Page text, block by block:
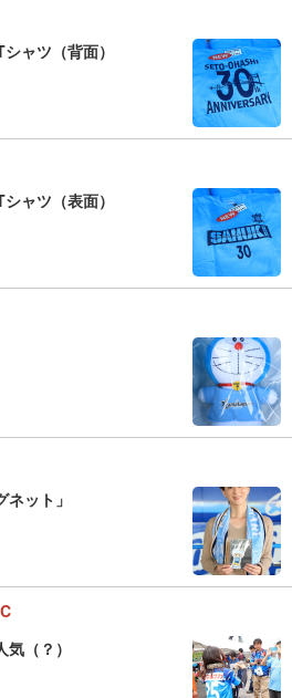
ャツ（背面）
ャツ（表面）
ット」
（？）